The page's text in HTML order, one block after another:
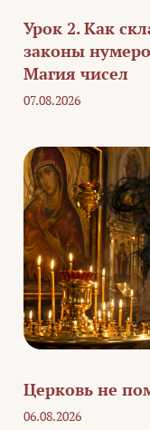
Урок 2. Как
законы
Магия чисел
07.08.2026
Церковь не
06.08.2026